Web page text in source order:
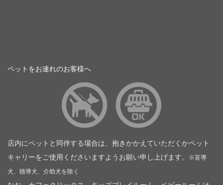
ペットをお連れのお客様へ
店内にペットと同伴する場合は、抱きかかえていただくかペット
キャリーをご使用くださいますようお願い申し上げます。
※盲導
犬、聴導犬、介助犬を除く